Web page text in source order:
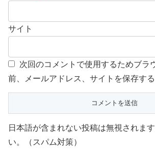
サイト
次回のコメントで使用するためブラ
前、メールアドレス、サイトを保存する
日本語が含まれない投稿は無視されま
い。（スパム対策）